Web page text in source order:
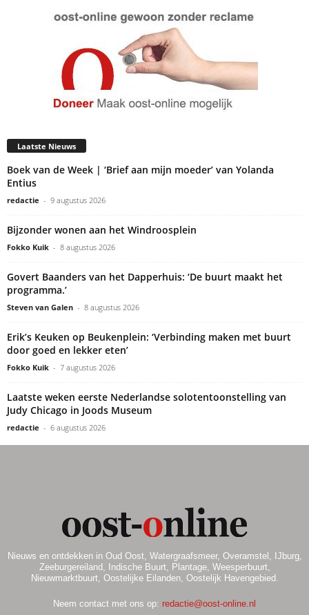
Laatste Nieuws
Boek van de Week | ‘Brief aan mijn moeder’ van Yolanda
Entius
redactie - 9 augustus 2026
Bijzonder wonen aan het Windroosplein
Fokko Kuik - 8 augustus 2026
Govert Baanders van het Dapperhuis: ‘De buurt maakt het
programma.’
Steven van Galen - 8 augustus 2026
Erik’s Keuken op Beukenplein: ‘Verbinding maken met buurt
door goed en lekker eten’
Fokko Kuik - 7 augustus 2026
Laatste weken eerste Nederlandse solotentoonstelling van
Judy Chicago in Joods Museum
redactie - 6 augustus 2026
Nieuws en ontdekken in Oud Oost, Watergraafsmeer, Overamstel, IJburg,
Zeeburgereiland, Indische Buurt, Plantage, Weesperbuurt,
Nieuwmarktbuurt, Oostelijke Eilanden, Oostelijk Havengebied.
Neem contact met ons op: redactie@oost-online.nl